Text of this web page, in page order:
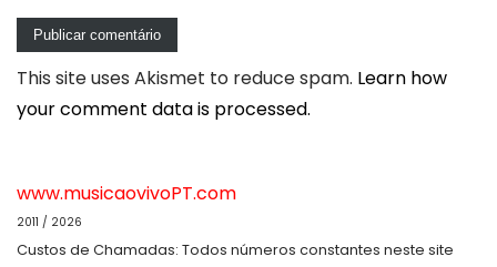
This site uses Akismet to reduce spam. Learn how
your comment data is processed.
www.musicaovivoPT.com
2011 / 2026
Custos de Chamadas: Todos números constantes neste site